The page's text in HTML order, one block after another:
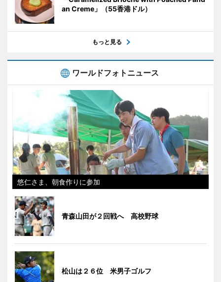
an Creme」（55香港ドル）
もっと見る
ワールドフォトニュース
悠仁さま、朝食作りに参加
青森山田が２回戦へ 高校野球
松山は２６位 米男子ゴルフ